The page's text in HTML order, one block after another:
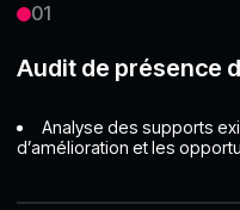
01
Audit de présence
Analyse des supports
d’amélioration et les